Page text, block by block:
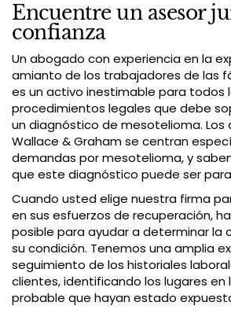
Encuentre un asesor
confianza
Un abogado con experiencia en la
amianto de los trabajadores de las
es un activo inestimable para todos
procedimientos legales que debe
un diagnóstico de mesotelioma. Los
Wallace & Graham se centran
demandas por mesotelioma, y
que este diagnóstico puede ser
Cuando usted elige nuestra firma
en sus esfuerzos de recuperación,
posible para ayudar a determinar la
su condición. Tenemos una amplia
seguimiento de los historiales
clientes, identificando los lugares en
probable que hayan estado